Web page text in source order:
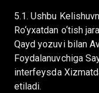
5.1. Ushbu
Ro‘yxatdan o‘tish
Qayd yozuvi bilan
Foydalanuvchiga
interfeysda
etiladi.